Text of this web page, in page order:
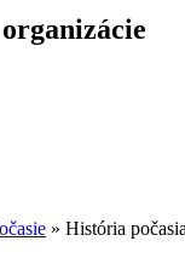
» História počasia